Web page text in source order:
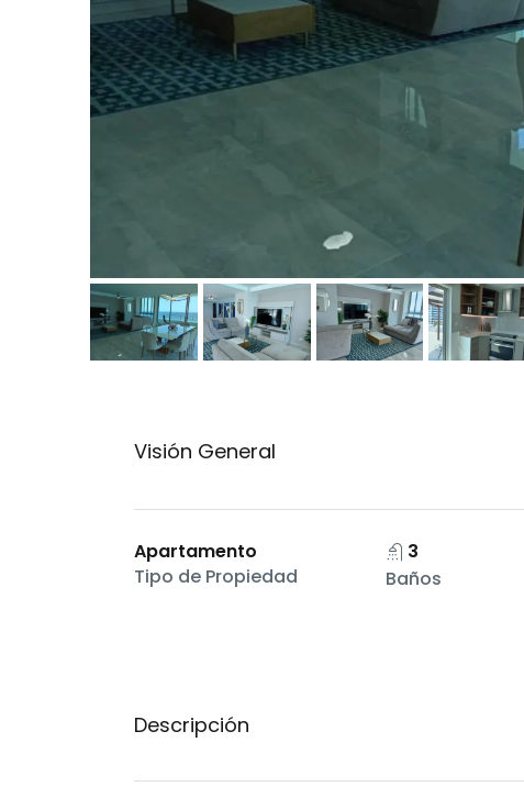
Visión General
Apartamento
Tipo de Propiedad
3
Baños
Descripción